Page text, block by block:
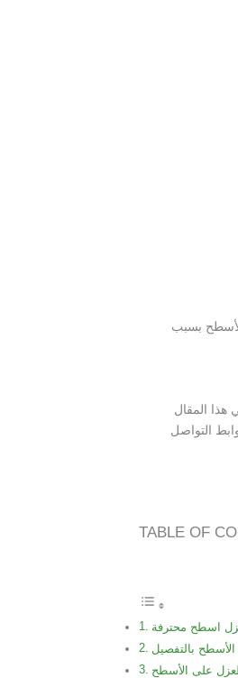
بسبب
هذا المقال
التواصل
TABLE OF
اسطح محترفة
بالتفصيل
على الأسطح